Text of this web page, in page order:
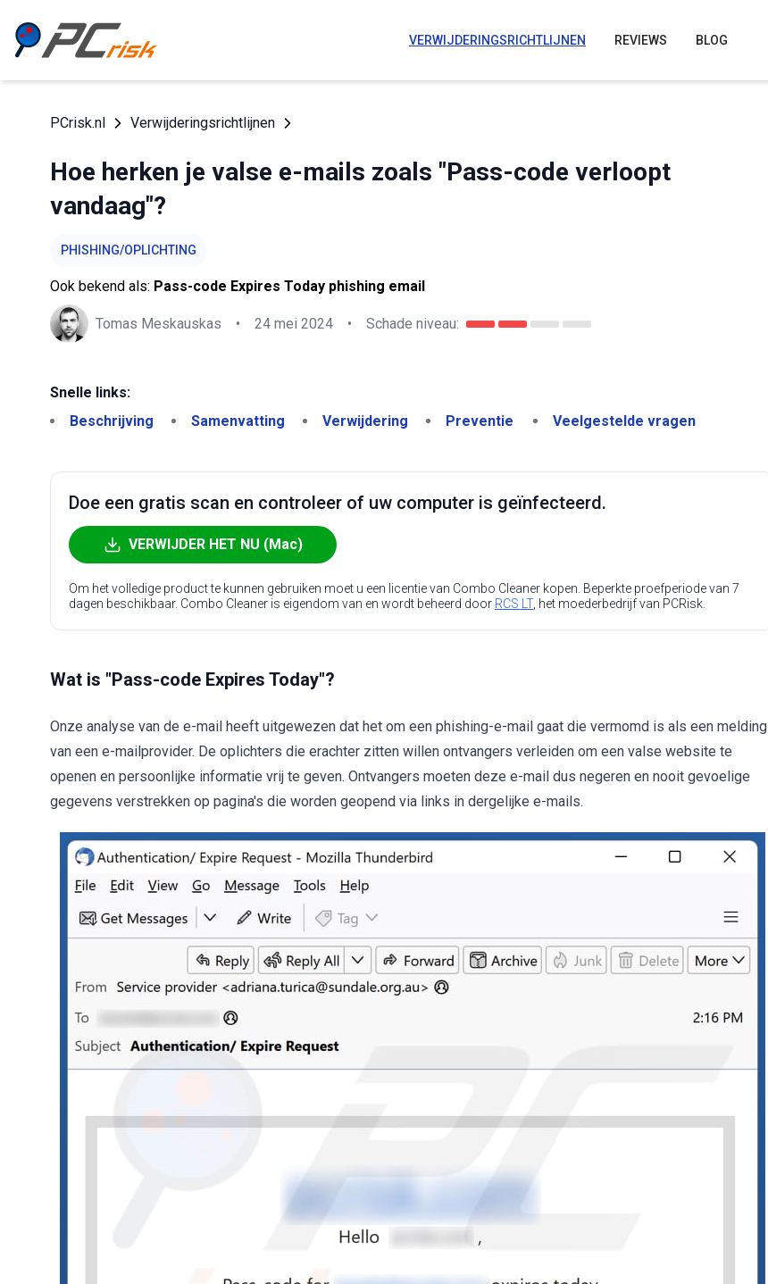
VERWIJDERINGSRICHTLIJNEN REVIEWS BLOG
PCrisk.nl Verwijderingsrichtlijnen
Hoe herken je valse e-mails zoals "Pass-code verloopt
vandaag"?
PHISHING/OPLICHTING
Ook bekend als: Pass-code Expires Today phishing email
Tomas Meskauskas • 24 mei 2024 • Schade niveau:
Snelle links:
Beschrijving
Samenvatting Verwijdering Preventie Veelgestelde vragen
Doe een gratis scan en controleer of uw computer is geïnfecteerd.
VERWIJDER HET NU (Mac)
Om het volledige product te kunnen gebruiken moet u een licentie van Combo Cleaner kopen. Beperkte proefperiode van 7
dagen beschikbaar. Combo Cleaner is eigendom van en wordt beheerd door RCS LT, het moederbedrijf van PCRisk.
Wat is "Pass-code Expires Today"?
Onze analyse van de e-mail heeft uitgewezen dat het om een phishing-e-mail gaat die vermomd is als een melding
van een e-mailprovider. De oplichters die erachter zitten willen ontvangers verleiden om een valse website te
openen en persoonlijke informatie vrij te geven. Ontvangers moeten deze e-mail dus negeren en nooit gevoelige
gegevens verstrekken op pagina's die worden geopend via links in dergelijke e-mails.